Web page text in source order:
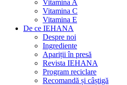
Vitamina A
Vitamina C
Vitamina E
De ce IEHANA
Despre noi
Ingrediente
Apariții în presă
Revista IEHANA
Program reciclare
Recomandă și câștigă